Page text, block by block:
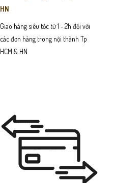
HN
Giao hàng siêu tốc từ 1 - 2h đối với
các đơn hàng trong nội thành Tp
HCM & HN